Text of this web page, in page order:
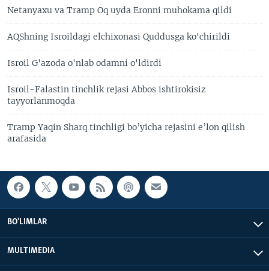
Netanyaxu va Tramp Oq uyda Eronni muhokama qildi
AQShning Isroildagi elchixonasi Quddusga ko'chirildi
Isroil G'azoda o'nlab odamni o'ldirdi
Isroil-Falastin tinchlik rejasi Abbos ishtirokisiz
tayyorlanmoqda
Tramp Yaqin Sharq tinchligi bo’yicha rejasini e’lon qilish
arafasida
BO'LIMLAR
MULTIMEDIA